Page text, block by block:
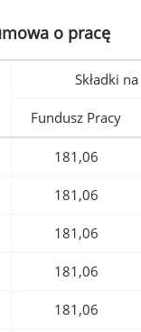
o pracę
Składki na
Fundusz Pracy
181,06
181,06
181,06
181,06
181,06